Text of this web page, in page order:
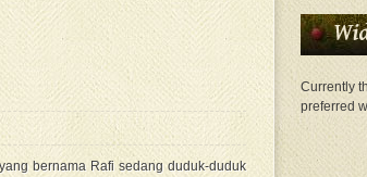
bernama Rafi sedang duduk-duduk
Currently
preferred